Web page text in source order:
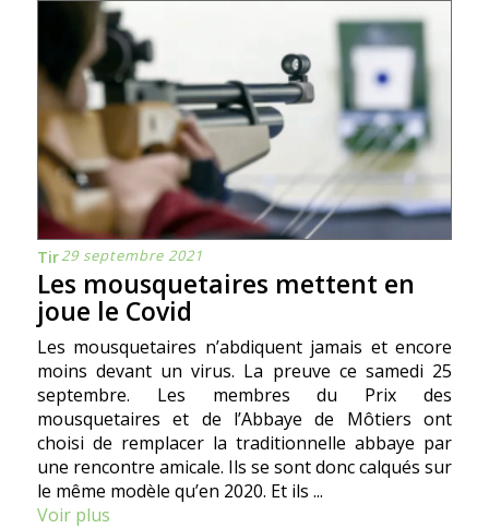
Tir29 septembre 2021
Les mousquetaires mettent en
joue le Covid
Les mousquetaires nʼabdiquent jamais et encore
moins devant un virus. La preuve ce samedi 25
septembre. Les membres du Prix des
mousquetaires et de lʼAbbaye de Môtiers ont
choisi de remplacer la traditionnelle abbaye par
une rencontre amicale. Ils se sont donc calqués sur
le même modèle quʼen 2020. Et ils ...
Voir plus